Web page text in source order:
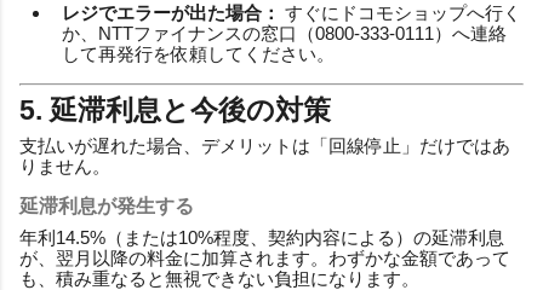
レジでエラーが出た場合： すぐにドコモショップへ行く
か、NTTファイナンスの窓口（0800-333-0111）へ連絡
して再発行を依頼してください。
5. 延滞利息と今後の対策
支払いが遅れた場合、デメリットは「回線停止」だけではあ
りません。
延滞利息が発生する
年利14.5%（または10%程度、契約内容による）の延滞利息
が、翌月以降の料金に加算されます。わずかな金額であって
も、積み重なると無視できない負担になります。